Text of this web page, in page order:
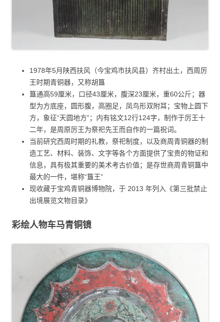
1978年5月陕西扶风（今宝鸡市扶风县）齐村出土，西周厉
王时期青铜器，又称胡簋
簋通高59厘米，口径43厘米，腹深23厘米，重60公斤；器
型为方底座，圆形腹，高圈足，凤鸟形双附耳；宝物上圆下
方，象征“天圆地方”；内有铭文12行124字，制作于厉王十
二年，是周原厉王为祭祀先王而自作的一篇祝词。
当前研究西周时期的礼教，祭祀制度，以及商周青铜器的制
造工艺、材料、装饰、文字等各个方面提供了宝贵的物证和
信息，具有极其重要的美术考古价值；是存世商周青铜簋中
最大的一件，堪称“簋王”
现收藏于宝鸡青铜器博物院，于 2013 年列入《第三批禁止
出境展览文物目录》
彩绘人物车马青铜镜